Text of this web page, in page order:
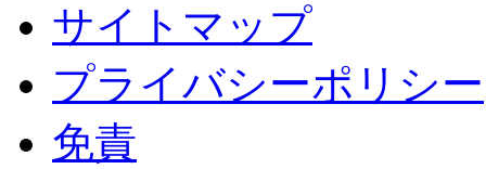
サイトマップ
プライバシーポリシー
免責